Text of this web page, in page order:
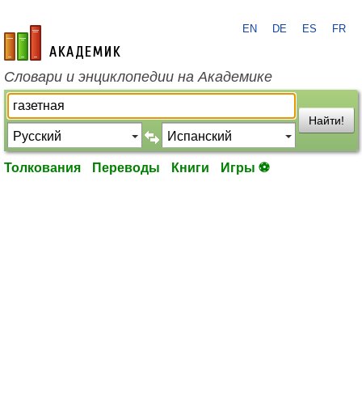
academic.ru
EN DE ES FR
Словари и энциклопедии на Академике
Найти!
Толкования Переводы Книги Игры ⚽